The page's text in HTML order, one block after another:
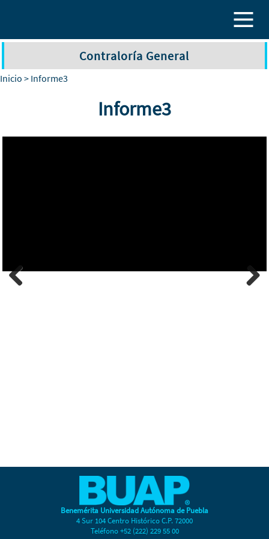
Contraloría General
Inicio > Informe3
Informe3
Benemérita Universidad Autónoma de Puebla
4 Sur 104 Centro Histórico C.P. 72000
Teléfono +52 (222) 229 55 00